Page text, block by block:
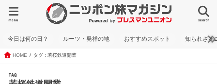
search
menu
今日は何の日？ ルーツ・発祥の地 おすすめスポット 知られざる
HOME タグ : 若桜鉄道開業
TAG